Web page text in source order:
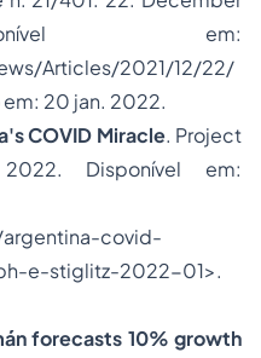
em:
Articles/2021/12/22/
20 jan. 2022.
COVID Miracle. Project
Disponível em:
covid-
e-stiglitz-2022-01>.
forecasts 10% growth